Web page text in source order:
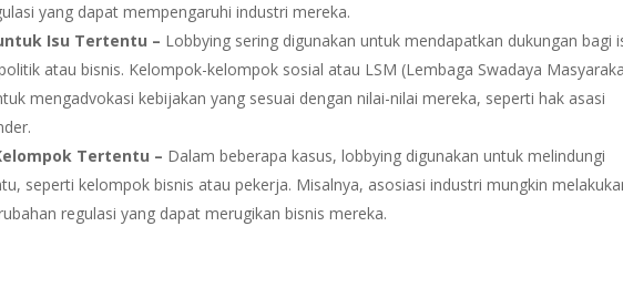
yang dapat mempengaruhi industri mereka.
Isu Tertentu – Lobbying sering digunakan untuk mendapatkan dukungan bagi
atau bisnis. Kelompok-kelompok sosial atau LSM (Lembaga Swadaya
mengadvokasi kebijakan yang sesuai dengan nilai-nilai mereka, seperti hak asasi
Tertentu – Dalam beberapa kasus, lobbying digunakan untuk melindungi
seperti kelompok bisnis atau pekerja. Misalnya, asosiasi industri mungkin
regulasi yang dapat merugikan bisnis mereka.